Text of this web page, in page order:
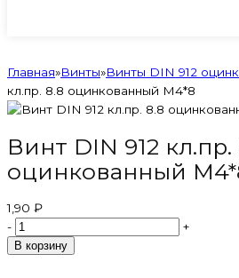
Главная»Винты»Винты DIN 912
кл.пр. 8.8 оцинкованный М4*8
Винт DIN 912 кл.пр.
оцинкованный
1,90 ₽
-
+
В корзину